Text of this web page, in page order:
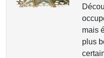
mais
plus